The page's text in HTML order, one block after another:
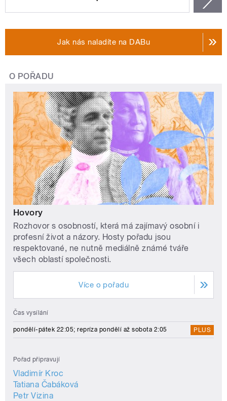
Jak nás naladíte na DABu
O POŘADU
Hovory
Rozhovor s osobností, která má zajímavý osobní i
profesní život a názory. Hosty pořadu jsou
respektované, ne nutně mediálně známé tváře
všech oblastí společnosti.
Více o pořadu
Čas vysílání
pondělí-pátek 22:05; repríza pondělí až sobota 2:05 PLUS
Pořad připravují
Vladimír Kroc
Tatiana Čabáková
Petr Vizina